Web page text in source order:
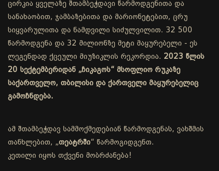
ცირკია ყველაზე შთამბეჭდავი წარმოდგენითა და
სანახაობით, ჯამბაზებითა და მარიონეტებით, ცრუ
სიყვარულითა და ნამდვილი სიძულვილით. 32 500
წარმოდგენა და 32 მილიონზე მეტი მაყურებელი - ეს
ლეგენდად ქცეული მიუზიკლის რეკორდია. 2023 წლის
20 სექტემბერიდან „ჩიკაგოს“ მსოფლიო რუკაზე
საქართველო, თბილისი და ქართველი მაყურებელიც
გამოჩნდება.
ამ შთამბეჭდავ სამმოქმედებიან წარმოდგენას, ვახშმის
თანხლებით, „თეატრში“ წარმოგიდგენთ.
კეთილი იყოს თქვენი მობრძანება!